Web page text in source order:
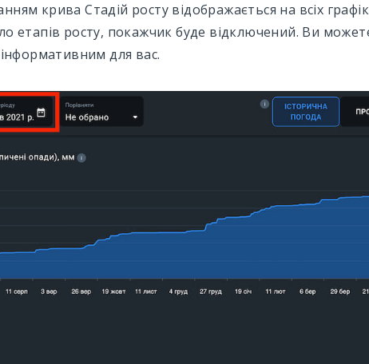
крива Стадій росту відображається на всіх
етапів росту, покажчик буде відключений. Ви
для вас.